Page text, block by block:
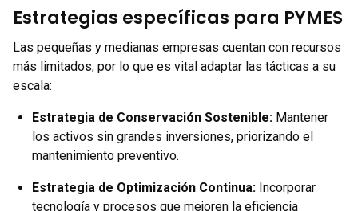
Estrategias específicas para PYMES
Las pequeñas y medianas empresas cuentan con recursos
más limitados, por lo que es vital adaptar las tácticas a su
escala:
Estrategia de Conservación Sostenible: Mantener
los activos sin grandes inversiones, priorizando el
mantenimiento preventivo.
Estrategia de Optimización Continua: Incorporar
tecnología y procesos que mejoren la eficiencia